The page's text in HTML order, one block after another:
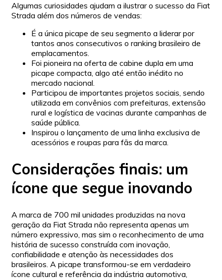
Algumas curiosidades ajudam a ilustrar o sucesso da Fiat
Strada além dos números de vendas:
É a única picape de seu segmento a liderar por
tantos anos consecutivos o ranking brasileiro de
emplacamentos.
Foi pioneira na oferta de cabine dupla em uma
picape compacta, algo até então inédito no
mercado nacional.
Participou de importantes projetos sociais, sendo
utilizada em convênios com prefeituras, extensão
rural e logística de vacinas durante campanhas de
saúde pública.
Inspirou o lançamento de uma linha exclusiva de
acessórios e roupas para fãs da marca.
Considerações finais: um
ícone que segue inovando
A marca de 700 mil unidades produzidas na nova
geração da Fiat Strada não representa apenas um
número expressivo, mas sim o reconhecimento de uma
história de sucesso construída com inovação,
confiabilidade e atenção às necessidades dos
brasileiros. A picape transformou-se em verdadeiro
ícone cultural e referência da indústria automotiva,